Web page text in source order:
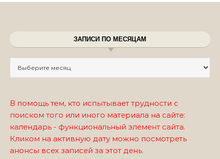
ЗАПИСИ ПО МЕСЯЦАМ
В помощь тем, кто испытывает трудности с
поиском того или иного материала на сайте:
календарь - функциональный элемент сайта.
Кликом на активную дату можно посмотреть
анонсы всех записей за этот день.